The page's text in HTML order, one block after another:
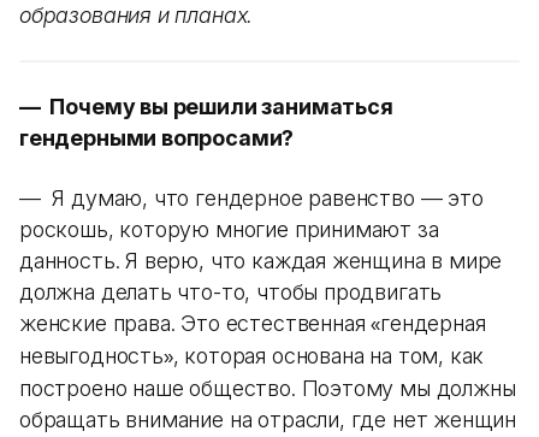
образования и планах.
— Почему вы решили заниматься
гендерными вопросами?
— Я думаю, что гендерное равенство — это
роскошь, которую многие принимают за
данность. Я верю, что каждая женщина в мире
должна делать что-то, чтобы продвигать
женские права. Это естественная«гендерная
невыгодность», которая основана на том, как
построено наше общество. Поэтому мы должны
обращать внимание на отрасли, где нет женщин